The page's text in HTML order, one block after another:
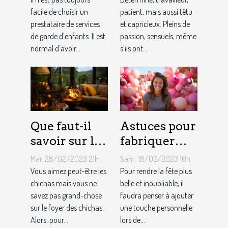
une
assistante
maternelle ?
facile de choisir un
prestataire de services
de garde d'enfants. Il est
normal d'avoir...
comment
sont les gens
du Taureau ?
patient, mais aussi têtu
et capricieux. Pleins de
passion, sensuels, même
s'ils ont...
Que faut-il
savoir sur le
foyer chicha
?
Mar. 28/02/2023 21h
Vous aimez peut-être les
chichas mais vous ne
savez pas grand-chose
sur le foyer des chichas.
Alors, pour...
Astuces pour
fabriquer
une arche de
ballons
Sam. 18/02/2023 10h
Pour rendre la fête plus
belle et inoubliable, il
faudra penser à ajouter
une touche personnelle
lors de...